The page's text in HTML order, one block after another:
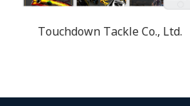
Touchdown Tackle Co., Ltd.